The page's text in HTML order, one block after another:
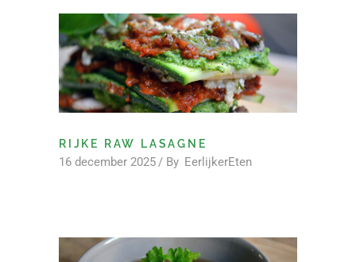
RIJKE RAW LASAGNE
16 december 2025 By EerlijkerEten